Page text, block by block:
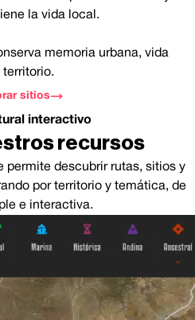
la vida local.
memoria urbana, vida
territorio.
sitios
interactivo
recursos
permite descubrir rutas, sitios y
por territorio y temática, de
e interactiva.